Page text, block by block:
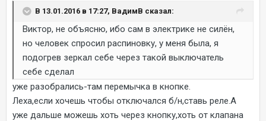
В 13.01.2016 в 17:27, ВадимВ сказал:
Виктор, не объясню, ибо сам в электрике не силён,
но человек спросил распиновку, у меня была, я
подогрев зеркал себе через такой выключатель
себе сделал
уже разобрались-там перемычка в кнопке.
Леха,если хочешь чтобы отключался б/н,ставь реле.А
уже дальше можешь хоть через кнопку,хоть от клапана